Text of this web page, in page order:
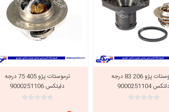
ترموستات پژو 206 83 درجه
9000251104
ترموستات پژو 405 75 درجه
دلیتکس 9000251106